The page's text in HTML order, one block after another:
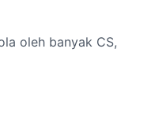
oleh banyak CS,